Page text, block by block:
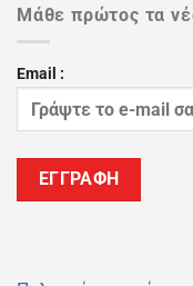
Μάθε πρώτος τα
Email :